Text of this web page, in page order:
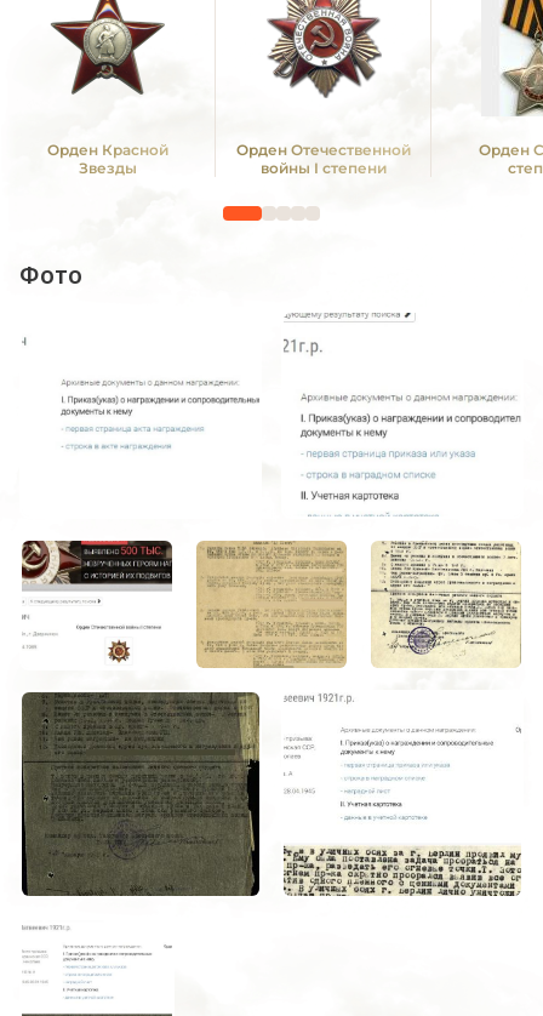
Орден Красной
Звезды
Орден Отечественной
войны I степени
Орден
Фото